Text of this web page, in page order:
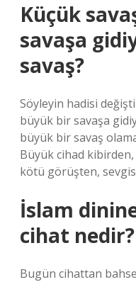
Küçük
savaşa
savaş?
Söyleyin hadisi
büyük bir savaşa
büyük bir savaş
Büyük cihad
kötü görüşten,
İslam
cihat nedir?
Bugün cihattan